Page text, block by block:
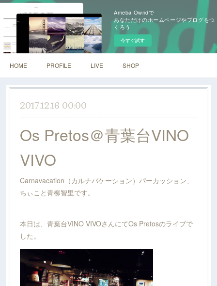
Ameba Owndで
あなただけのホームページやブログをつ
くろう
今すぐ試す
HOME PROFILE LIVE SHOP
2017.12.16 00:00
Os Pretos＠青葉台VINO
VIVO
Carnavacation（カルナバケーション）パーカッション、
ちぃこと青柳智里です。
本日は、青葉台VINO VIVOさんにてOs Pretosのライブで
した。